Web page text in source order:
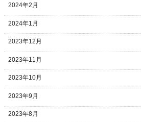
2024年2月
2024年1月
2023年12月
2023年11月
2023年10月
2023年9月
2023年8月